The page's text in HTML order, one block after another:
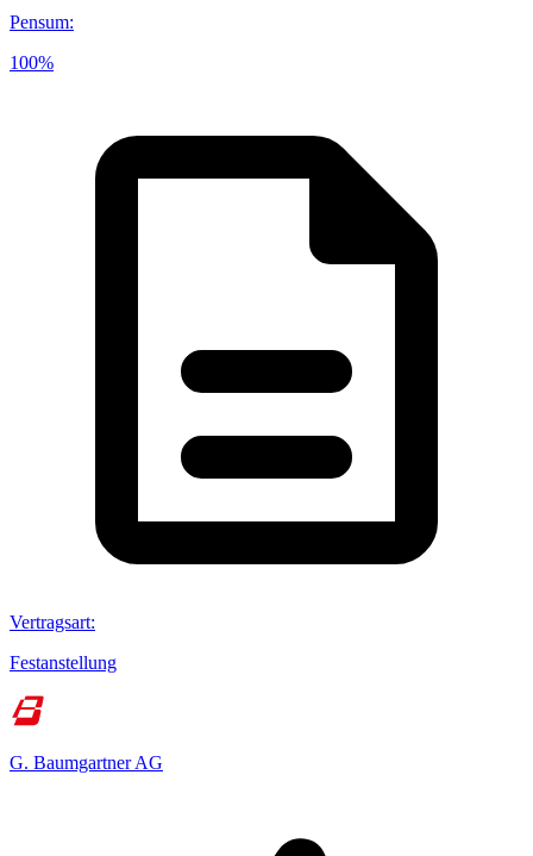
Pensum:
100%
Vertragsart:
Festanstellung
G. Baumgartner AG